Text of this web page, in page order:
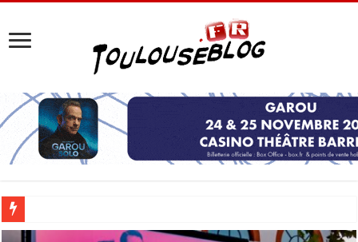
Les Nocturnes de la Cité de l’espace 2026 : l’événement incontournable de